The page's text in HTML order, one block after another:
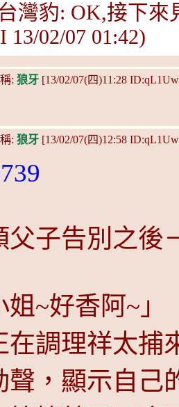
灣豹: OK,接下
13/02/07 01:42)
: 狼牙 [13/02/07(四)11:28
: 狼牙 [13/02/07(四)12:58
父子告別之後
姐~好香阿~」
在調理祥太捕
聲，顯示自己